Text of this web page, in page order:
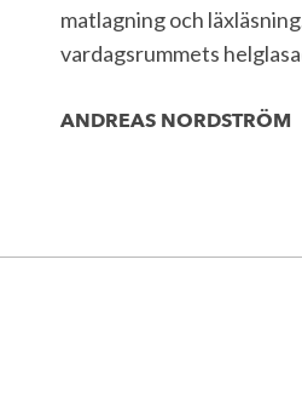
matlagning och
vardagsrummets
ANDREAS NORDSTRÖM